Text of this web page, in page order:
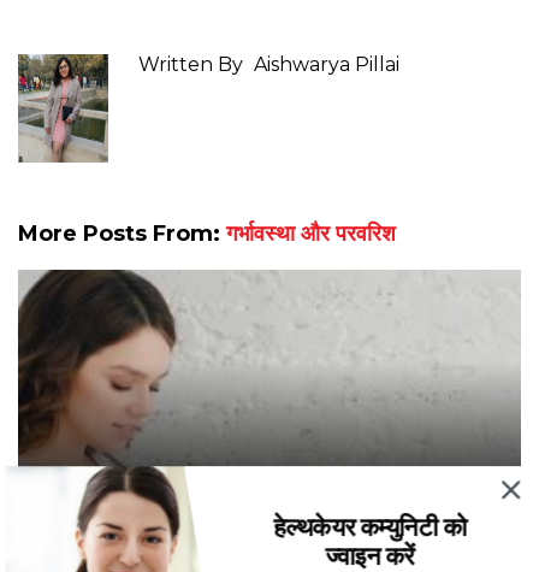
Written By Aishwarya Pillai
More Posts From:गर्भावस्था और परवरिश
सर्द‍ियों में प्रेगनेंसी के दौरान एक्सरसाइज करते समय इन 5 बातों
का रखें ध्यान
हेल्थकेयर कम्युनिटी को
ज्वाइन करें